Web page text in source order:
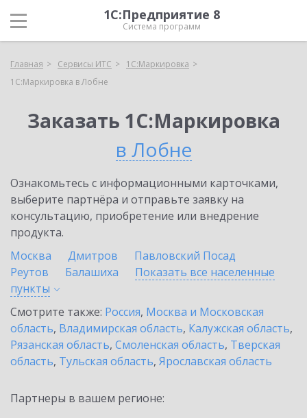
1С:Предприятие 8
Система программ
Главная Сервисы ИТС
1С:Маркировка
1С:Маркировка в Лобне
Заказать 1С:Маркировка
в Лобне
Ознакомьтесь с информационными карточками,
выберите партнёра и отправьте заявку на
консультацию, приобретение или внедрение
продукта.
Москва
Дмитров
Павловский Посад
Реутов
Балашиха
Показать все населенные
пункты
Смотрите также: Россия, Москва и Московская
область, Владимирская область, Калужская область,
Рязанская область, Смоленская область, Тверская
область, Тульская область, Ярославская область
Партнеры в вашем регионе: